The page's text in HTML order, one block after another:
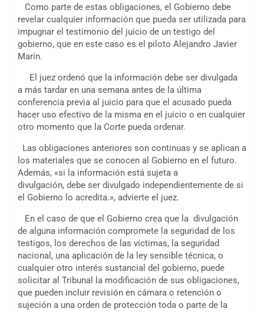
Como parte de estas obligaciones, el Gobierno debe
revelar cualquier información que pueda ser utilizada para
impugnar el testimonio del juicio de un testigo del
gobierno, que en este caso es el piloto Alejandro Javier
Marín.
El juez ordenó que la información debe ser divulgada
a más tardar en una semana antes de la última
conferencia previa al juicio para que el acusado pueda
hacer uso efectivo de la misma en el juicio o en cualquier
otro momento que la Corte pueda ordenar.
Las obligaciones anteriores son continuas y se aplican a
los materiales que se conocen al Gobierno en el futuro.
Además, «si la información está sujeta a
divulgación, debe ser divulgado independientemente de si
el Gobierno lo acredita.», advierte el juez.
En el caso de que el Gobierno crea que la divulgación
de alguna información compromete la seguridad de los
testigos, los derechos de las víctimas, la seguridad
nacional, una aplicación de la ley sensible técnica, o
cualquier otro interés sustancial del gobierno, puede
solicitar al Tribunal la modificación de sus obligaciones,
que pueden incluir revisión en cámara o retención o
sujeción a una orden de protección toda o parte de la